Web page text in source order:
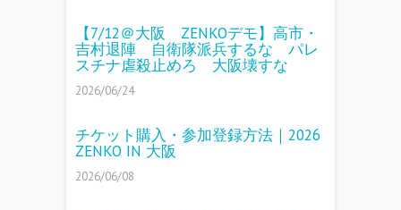
【7/12＠大阪 ZENKOデモ】高市・
吉村退陣 自衛隊派兵するな パレ
スチナ虐殺止めろ 大阪壊すな
2026/06/24
チケット購入・参加登録方法｜2026
ZENKO IN 大阪
2026/06/08